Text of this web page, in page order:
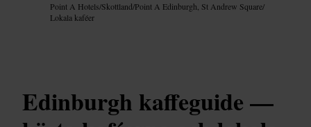
Point A Hotels/Skottland/Point A Edinburgh, St Andrew Square/
Lokala kaféer
Edinburgh kaffeguide —